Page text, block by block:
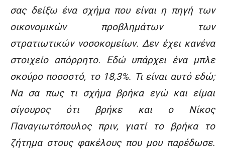
σας δείξω ένα σχήμα που είναι η πηγή των
οικονομικών προβλημάτων των
στρατιωτικών νοσοκομείων. Δεν έχει κανένα
στοιχείο απόρρητο. Εδώ υπάρχει ένα μπλε
σκούρο ποσοστό, το 18,3%. Τι είναι αυτό εδώ;
Να σα πως τι σχήμα βρήκα εγώ και είμαι
σίγουρος ότι βρήκε και ο Νίκος
Παναγιωτόπουλος πριν, γιατί το βρήκα το
ζήτημα στους φακέλους που μου παρέδωσε.